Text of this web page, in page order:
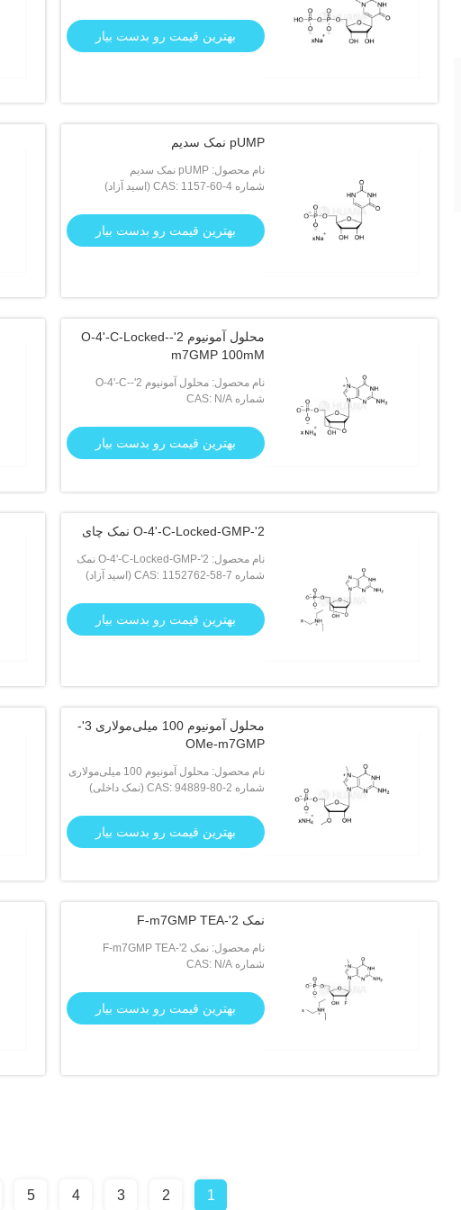
بهترین قیمت رو بدست بیار
pUMP نمک سدیم
نام محصول: pUMP نمک سدیم
شماره CAS: 1157-60-4 (اسید آزاد)
بهترین قیمت رو بدست بیار
محلول آمونیوم 2'-O-4'-C-Locked-
m7GMP 100mM
نام محصول: محلول آمونیوم 2'-O-4'-C-
Locked-m7GMP 100mM
شماره CAS: N/A
بهترین قیمت رو بدست بیار
2'-O-4'-C-Locked-GMP نمک چای
نام محصول: 2'-O-4'-C-Locked-GMP نمک
چای
شماره CAS: 1152762-58-7 (اسید آزاد)
بهترین قیمت رو بدست بیار
محلول آمونیوم 100 میلی‌مولاری 3'-
OMe-m7GMP
نام محصول: محلول آمونیوم 100 میلی‌مولاری
3'-OMe-m7GMP
شماره CAS: 94889-80-2 (نمک داخلی)
بهترین قیمت رو بدست بیار
نمک 2'-F-m7GMP TEA
نام محصول: نمک 2'-F-m7GMP TEA
شماره CAS: N/A
بهترین قیمت رو بدست بیار
1
2
3
4
5